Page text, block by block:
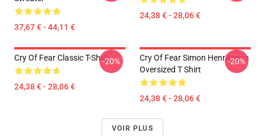
37,67 € - 44,11 €
24,38 € - 28,06 €
Cry Of Fear Classic T-Shirt
24,38 € - 28,06 €
-20%
Cry Of Fear Simon Henriksson
Oversized T Shirt
24,38 € - 28,06 €
-20%
VOIR PLUS